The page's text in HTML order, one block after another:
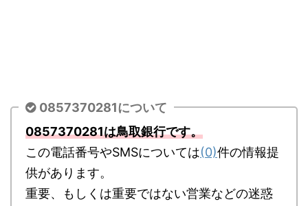
0857370281について
0857370281は鳥取銀行です。
この電話番号やSMSについては(0)件の情報提
供があります。
重要、もしくは重要ではない営業などの迷惑